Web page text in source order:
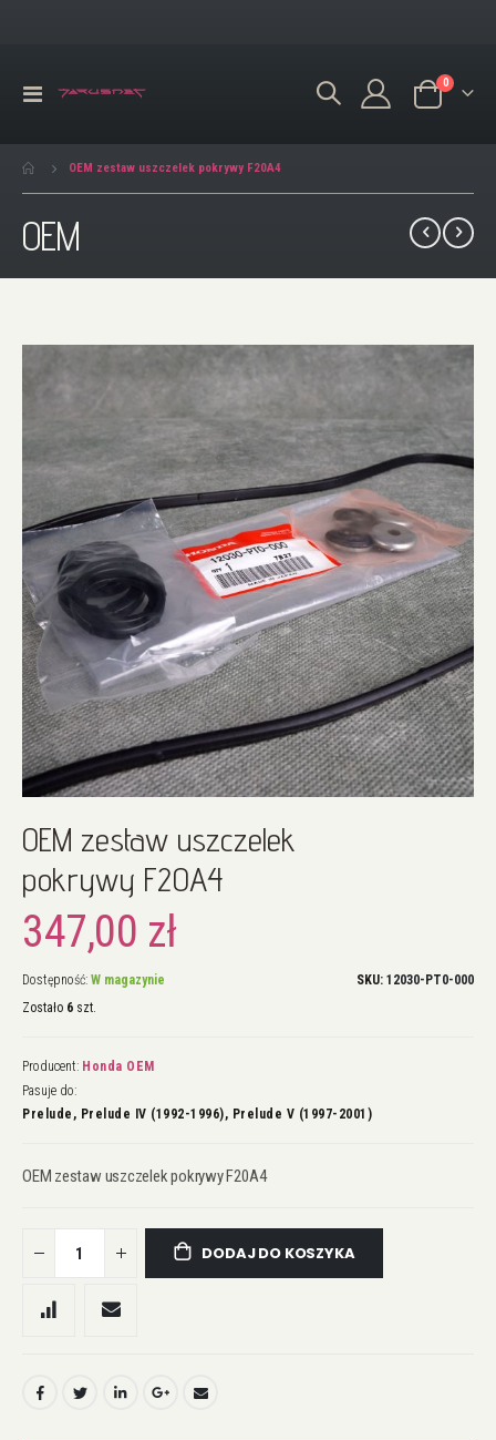
Przełącznik
Koszyk
0produkty/
OEM zestaw uszczelek pokrywy F20A4
OEM
na
początek
galerii
OEM zestaw uszczelek
pokrywy F20A4
347,00 zł
Dostępność: W magazynie
Zostało 6 szt.
SKU 12030-PT0-000
Producent: Honda OEM
Pasuje do:
Prelude, Prelude IV (1992-1996), Prelude V (1997-2001)
OEM zestaw uszczelek pokrywy F20A4
DODAJ DO KOSZYKA